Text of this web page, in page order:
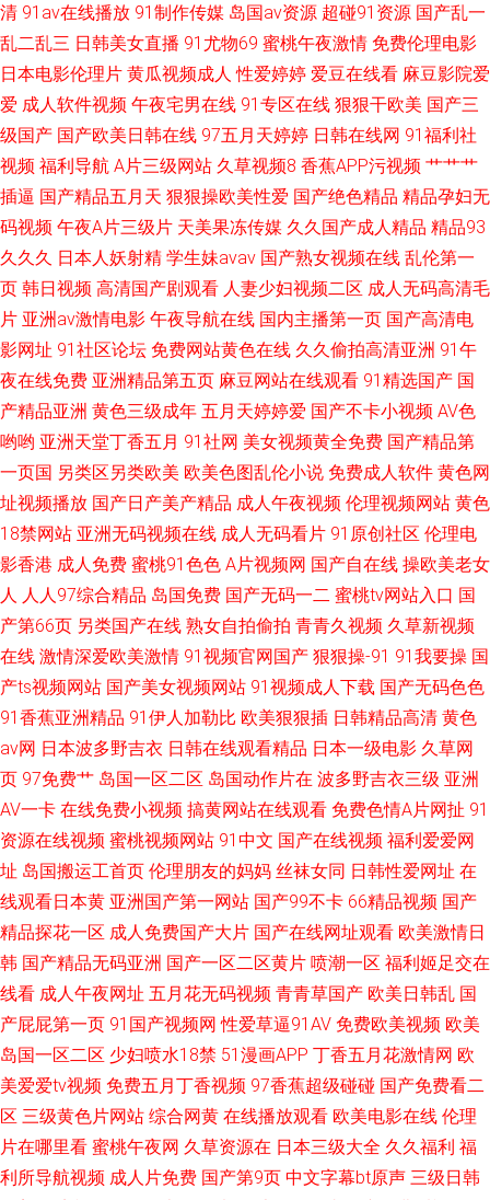
色网 天堂男人操 色网址国产全资源在线 日韩不卡五区 男女互草 久草导航 韩
国无码激情 丰满熟妇大乳丰满做爰 成人男女午夜影院 TS国产视频在线看 91
原创视屏
清 91av在线播放 91制作传媒 岛国av资源 超碰91资源 国产乱一
乱二乱三 日韩美女直播 91尤物69 蜜桃午夜激情 免费伦理电影
日本电影伦理片 黄瓜视频成人 性爱婷婷 爱豆在线看 麻豆影院爱
爱 成人软件视频 午夜宅男在线 91专区在线 狠狠干欧美 国产三
级国产 国产欧美日韩在线 97五月天婷婷 日韩在线网 91福利社
视频 福利导航 A片三级网站 久草视频8 香蕉APP污视频 艹艹艹
插逼 国产精品五月天 狠狠操欧美性爱 国产绝色精品 精品孕妇无
码视频 午夜A片三级片 天美果冻传媒 久久国产成人精品 精品93
久久久 日本人妖射精 学生妹avav 国产熟女视频在线 乱伦第一
页 韩日视频 高清国产剧观看 人妻少妇视频二区 成人无码高清毛
片 亚洲av激情电影 午夜导航在线 国内主播第一页 国产高清电
影网址 91社区论坛 免费网站黄色在线 久久偷拍高清亚洲 91午
夜在线免费 亚洲精品第五页 麻豆网站在线观看 91精选国产 国
产精品亚洲 黄色三级成年 五月天婷婷爱 国产不卡小视频 AV色
哟哟 亚洲天堂丁香五月 91社网 美女视频黄全免费 国产精品第
一页国 另类区另类欧美 欧美色图乱伦小说 免费成人软件 黄色网
址视频播放 国产日产美产精品 成人午夜视频 伦理视频网站 黄色
18禁网站 亚洲无码视频在线 成人无码看片 91原创社区 伦理电
影香港 成人免费 蜜桃91色色 A片视频网 国产自在线 操欧美老女
人 人人97综合精品 岛国免费 国产无码一二 蜜桃tv网站入口 国
产第66页 另类国产在线 熟女自拍偷拍 青青久视频 久草新视频
在线 激情深爱欧美激情 91视频官网国产 狠狠操-91 91我要操 国
产ts视频网站 国产美女视频网站 91视频成人下载 国产无码色色
91香蕉亚洲精品 91伊人加勒比 欧美狠狠插 日韩精品高清 黄色
av网 日本波多野吉衣 日韩在线观看精品 日本一级电影 久草网
页 97免费艹 岛国一区二区 岛国动作片在 波多野吉衣三级 亚洲
AV一卡 在线免费小视频 搞黄网站在线观看 免费色情A片网扯 91
资源在线视频 蜜桃视频网站 91中文 国产在线视频 福利爱爱网
址 岛国搬运工首页 伦理朋友的妈妈 丝袜女同 日韩性爱网址 在
线观看日本黄 亚洲国产第一网站 国产99不卡 66精品视频 国产
精品探花一区 成人免费国产大片 国产在线网址观看 欧美激情日
韩 国产精品无码亚洲 国产一区二区黄片 喷潮一区 福利姬足交在
线看 成人午夜网址 五月花无码视频 青青草国产 欧美日韩乱 国
产屁屁第一页 91国产视频网 性爱草逼91AV 免费欧美视频 欧美
岛国一区二区 少妇喷水18禁 51漫画APP 丁香五月花激情网 欧
美爱爱tv视频 免费五月丁香视频 97香蕉超级碰碰 国产免费看二
区 三级黄色片网站 综合网黄 在线播放观看 欧美电影在线 伦理
片在哪里看 蜜桃午夜网 久草资源在 日本三级大全 久久福利 福
利所导航视频 成人片免费 国产第9页 中文字幕bt原声 三级日韩